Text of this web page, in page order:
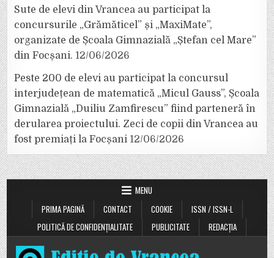
Sute de elevi din Vrancea au participat la
concursurile „Grămăticel” și „MaxiMate”,
organizate de Școala Gimnazială „Ștefan cel Mare”
din Focșani. 12/06/2026
Peste 200 de elevi au participat la concursul
interjudețean de matematică „Micul Gauss”, Școala
Gimnazială „Duiliu Zamfirescu” fiind parteneră în
derularea proiectului. Zeci de copii din Vrancea au
fost premiați la Focșani 12/06/2026
MENU
PRIMA PAGINĂ
CONTACT COOKIE
ISSN / ISSN-L
POLITICĂ DE CONFIDENȚIALITATE
PUBLICITATE REDACȚIA